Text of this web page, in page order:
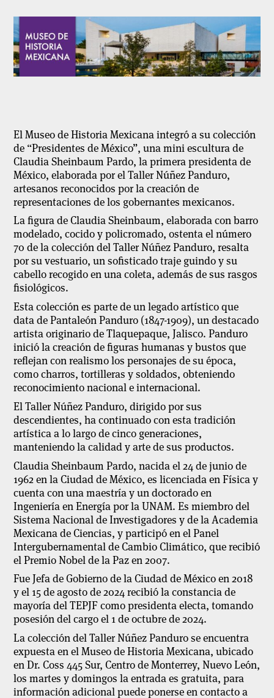
El Museo de Historia Mexicana integró a su colección
de “Presidentes de México”, una mini escultura de
Claudia Sheinbaum Pardo, la primera presidenta de
México, elaborada por el Taller Núñez Panduro,
artesanos reconocidos por la creación de
representaciones de los gobernantes mexicanos.
La figura de Claudia Sheinbaum, elaborada con barro
modelado, cocido y policromado, ostenta el número
70 de la colección del Taller Núñez Panduro, resalta
por su vestuario, un sofisticado traje guindo y su
cabello recogido en una coleta, además de sus rasgos
fisiológicos.
Esta colección es parte de un legado artístico que
data de Pantaleón Panduro (1847-1909), un destacado
artista originario de Tlaquepaque, Jalisco. Panduro
inició la creación de figuras humanas y bustos que
reflejan con realismo los personajes de su época,
como charros, tortilleras y soldados, obteniendo
reconocimiento nacional e internacional.
El Taller Núñez Panduro, dirigido por sus
descendientes, ha continuado con esta tradición
artística a lo largo de cinco generaciones,
manteniendo la calidad y arte de sus productos.
Claudia Sheinbaum Pardo, nacida el 24 de junio de
1962 en la Ciudad de México, es licenciada en Física y
cuenta con una maestría y un doctorado en
Ingeniería en Energía por la UNAM. Es miembro del
Sistema Nacional de Investigadores y de la Academia
Mexicana de Ciencias, y participó en el Panel
Intergubernamental de Cambio Climático, que recibió
el Premio Nobel de la Paz en 2007.
Fue Jefa de Gobierno de la Ciudad de México en 2018
y el 15 de agosto de 2024 recibió la constancia de
mayoría del TEPJF como presidenta electa, tomando
posesión del cargo el 1 de octubre de 2024.
La colección del Taller Núñez Panduro se encuentra
expuesta en el Museo de Historia Mexicana, ubicado
en Dr. Coss 445 Sur, Centro de Monterrey, Nuevo León,
los martes y domingos la entrada es gratuita, para
información adicional puede ponerse en contacto a